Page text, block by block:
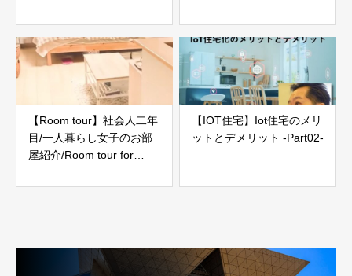
【Room tour】社会人二年
目/一人暮らし女子のお部
屋紹介/Room tour for
【IOT住宅】Iot住宅のメリ
ットとデメリット -Part02-